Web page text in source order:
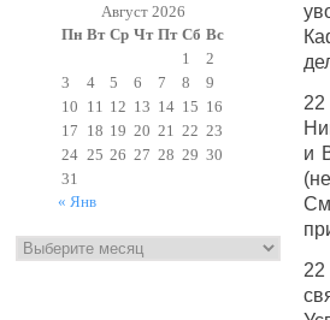
Август 2026
Пн Вт Ср Чт Пт Сб Вс
1
2
3
4 5 6 7 8
9
10 11 12 13 14 15 16
17 18 19 20 21 22 23
24 25 26 27 28 29 30
31
« Янв
22
и